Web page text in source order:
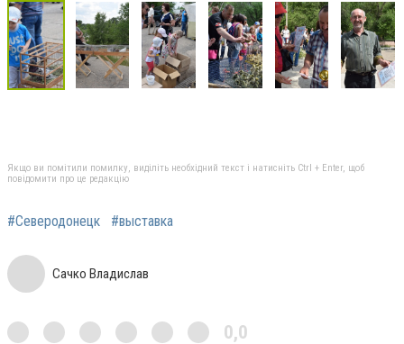
Якщо ви помітили помилку, виділіть необхідний текст і натисніть Ctrl + Enter, щоб
повідомити про це редакцію
#Северодонецк #выставка
Сачко Владислав
0,0